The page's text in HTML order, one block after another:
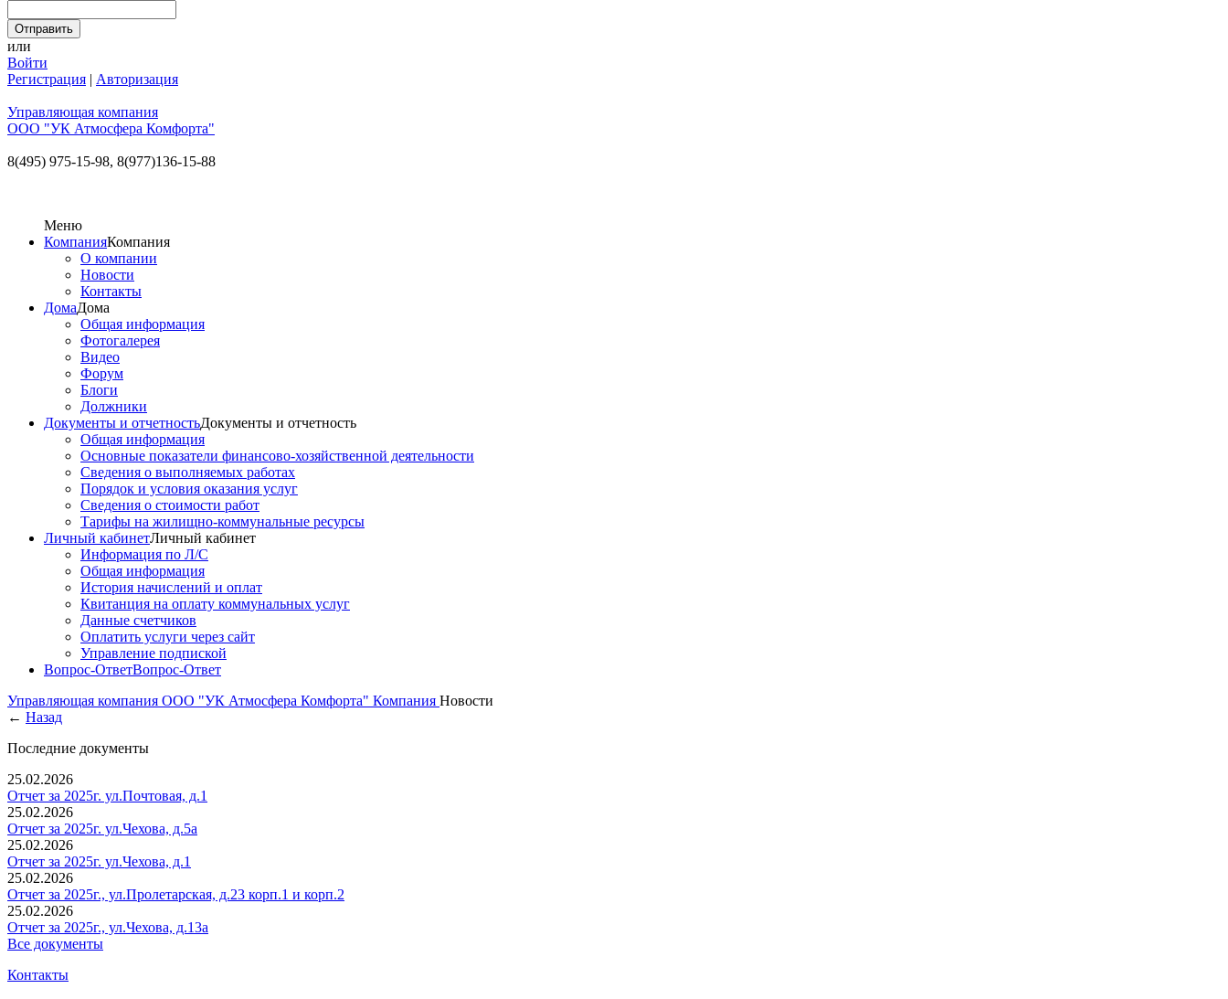
или
Войти
Регистрация | Авторизация
Управляющая компания
ООО "УК Атмосфера Комфорта"
8(495) 975-15-98, 8(977)136-15-88
Меню
КомпанияКомпания
О компании
Новости
Контакты
ДомаДома
Общая информация
Фотогалерея
Видео
Форум
Блоги
Должники
Документы и отчетностьДокументы и отчетность
Общая информация
Основные показатели финансово-хозяйственной деятельности
Сведения о выполняемых работах
Порядок и условия оказания услуг
Сведения о стоимости работ
Тарифы на жилищно-коммунальные ресурсы
Личный кабинетЛичный кабинет
Информация по Л/С
Общая информация
История начислений и оплат
Квитанция на оплату коммунальных услуг
Данные счетчиков
Оплатить услуги через сайт
Управление подпиской
Вопрос-ОтветВопрос-Ответ
Управляющая компания ООО "УК Атмосфера Комфорта" Компания Новости
← Назад
Последние документы
25.02.2026
Отчет за 2025г. ул.Почтовая, д.1
25.02.2026
Отчет за 2025г. ул.Чехова, д.5а
25.02.2026
Отчет за 2025г. ул.Чехова, д.1
25.02.2026
Отчет за 2025г., ул.Пролетарская, д.23 корп.1 и корп.2
25.02.2026
Отчет за 2025г., ул.Чехова, д.13а
Все документы
Контакты